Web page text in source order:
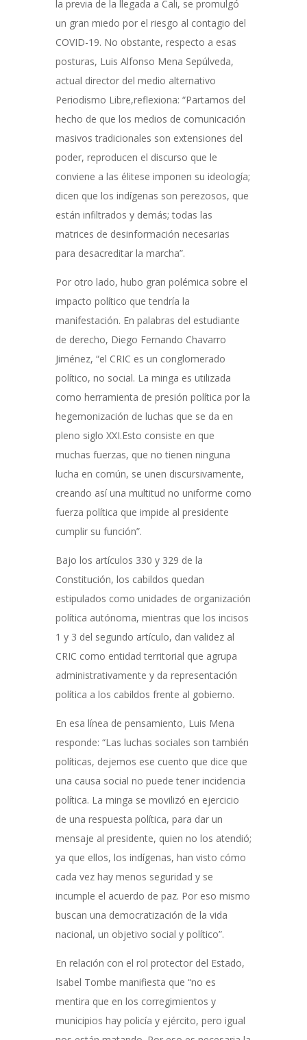
la previa de la llegada a Cali, se promulgó
un gran miedo por el riesgo al contagio del
COVID-19. No obstante, respecto a esas
posturas, Luis Alfonso Mena Sepúlveda,
actual director del medio alternativo
Periodismo Libre,reflexiona: “Partamos del
hecho de que los medios de comunicación
masivos tradicionales son extensiones del
poder, reproducen el discurso que le
conviene a las élitese imponen su ideología;
dicen que los indígenas son perezosos, que
están infiltrados y demás; todas las
matrices de desinformación necesarias
para desacreditar la marcha”.
Por otro lado, hubo gran polémica sobre el
impacto político que tendría la
manifestación. En palabras del estudiante
de derecho, Diego Fernando Chavarro
Jiménez, “el CRIC es un conglomerado
político, no social. La minga es utilizada
como herramienta de presión política por la
hegemonización de luchas que se da en
pleno siglo XXI.Esto consiste en que
muchas fuerzas, que no tienen ninguna
lucha en común, se unen discursivamente,
creando así una multitud no uniforme como
fuerza política que impide al presidente
cumplir su función”.
Bajo los artículos 330 y 329 de la
Constitución, los cabildos quedan
estipulados como unidades de organización
política autónoma, mientras que los incisos
1 y 3 del segundo artículo, dan validez al
CRIC como entidad territorial que agrupa
administrativamente y da representación
política a los cabildos frente al gobierno.
En esa línea de pensamiento, Luis Mena
responde: “Las luchas sociales son también
políticas, dejemos ese cuento que dice que
una causa social no puede tener incidencia
política. La minga se movilizó en ejercicio
de una respuesta política, para dar un
mensaje al presidente, quien no los atendió;
ya que ellos, los indígenas, han visto cómo
cada vez hay menos seguridad y se
incumple el acuerdo de paz. Por eso mismo
buscan una democratización de la vida
nacional, un objetivo social y político”.
En relación con el rol protector del Estado,
Isabel Tombe manifiesta que “no es
mentira que en los corregimientos y
municipios hay policía y ejército, pero igual